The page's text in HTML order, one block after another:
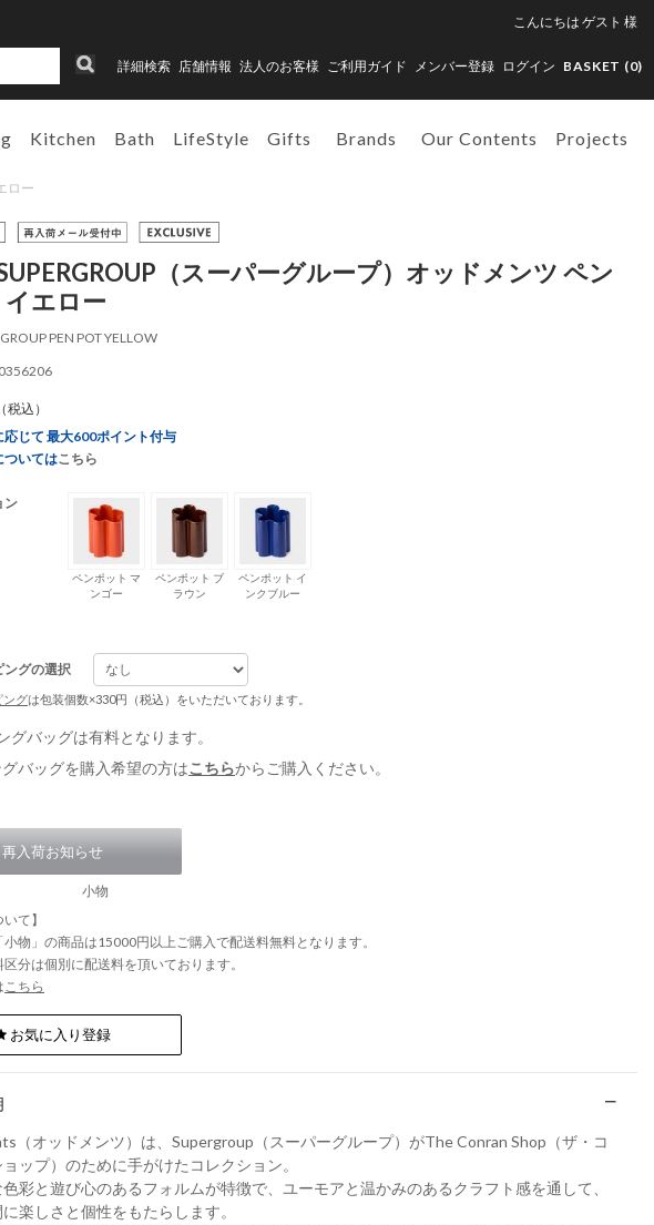
こんにちは ゲスト 様
詳細検索 店舗情報 法人のお客様 ご利用ガイド メンバー登録 ログイン BASKET (0)
Kitchen Bath LifeStyle Gifts Brands Our Contents Projects
ロー
（スーパーグループ）オッドメンツ ペン
エロー
PEN POT YELLOW
税込）
応じて 最大600ポイント付与
ついてはこちら
ン
ペンポット マ
ンゴー
ペンポット ブ
ラウン
ペンポット イ
ンクブルー
ングの選択
ングは包装個数×330円（税込）をいただいております。
グバッグは有料となります。
バッグを購入希望の方はこちらからご購入ください。
再入荷お知らせ
小物
て】
物」の商品は15000円以上ご購入で配送料無料となります。
分は個別に配送料を頂いております。
こちら
お気に入り登録
（オッドメンツ）は、Supergroup（スーパーグループ）がThe Conran Shop（ザ・コ
ップ）のために手がけたコレクション。
彩と遊び心のあるフォルムが特徴で、ユーモアと温かみのあるクラフト感を通して、
楽しさと個性をもたらします。